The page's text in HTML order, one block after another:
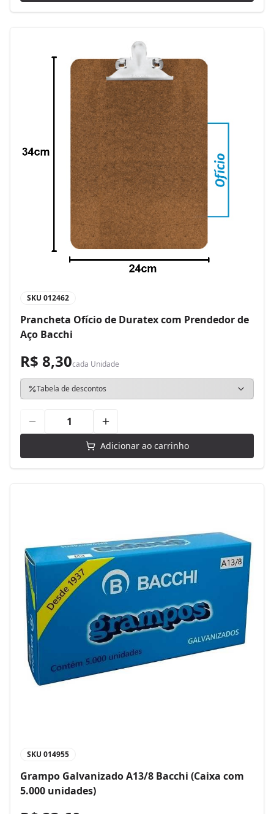
SKU 012462
Prancheta Ofício de Duratex com Prendedor de
Aço Bacchi
R$ 8,30cada Unidade
Tabela de descontos
Adicionar ao carrinho
SKU 014955
Grampo Galvanizado A13/8 Bacchi (Caixa com
5.000 unidades)